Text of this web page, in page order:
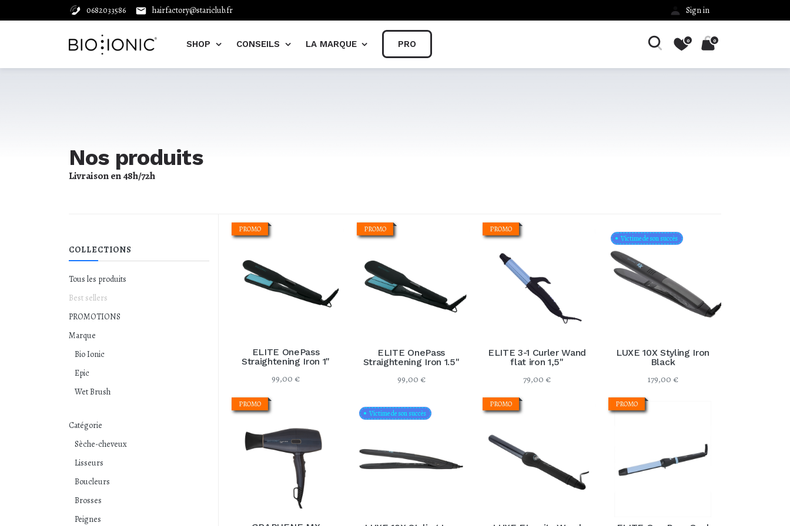
0682033586 hairfactory@stariclub.fr Sign in
SHOP
Voir tous les produits
Gold MX
CONSEILS LA MARQUE PRO 0 0
Nos produits
Livraison en 48h/72h
COLLECTIONS
Tous les produits
Best sellers
PROMOTIONS
Marque
Bio Ionic
Epic
Wet Brush
Catégorie
Sèche-cheveux
Lisseurs
Boucleurs
Brosses
Peignes
PROMO
ELITE OnePass
Straightening Iron 1"
99,00 €
PROMO
ELITE OnePass
Straightening Iron 1.5"
99,00 €
PROMO
ELITE 3-1 Curler Wand
flat iron 1,5"
79,00 €
Victime de son succès
LUXE 10X Styling Iron
Black
179,00 €
PROMO
Victime de son succès
PROMO PROMO